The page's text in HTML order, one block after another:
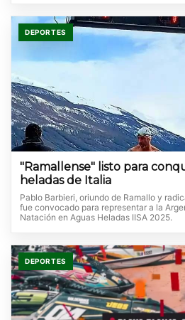
DEPORTES
"Ramallense" listo para
heladas de Italia
Pablo Barbieri, oriundo de Ramallo y
fue convocado para representar a la
Natación en Aguas Heladas IISA 2025.
DEPORTES